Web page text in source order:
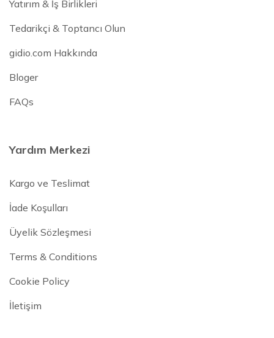
Yatırım & İş Birlikleri
Tedarikçi & Toptancı Olun
gidio.com Hakkında
Bloger
FAQs
Yardım Merkezi
Kargo ve Teslimat
İade Koşulları
Üyelik Sözleşmesi
Terms & Conditions
Cookie Policy
İletişim